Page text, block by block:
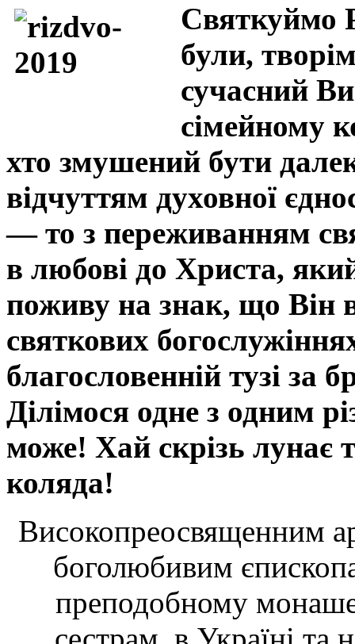
Святкуймо
були,
сучасний
сімейному
хто змушений бути
відчуттям духовної
— то з переживанням
в любові до Христа,
поживу на знак, що Він
святкових
благословенній тузі за
Ділімося одне з одним
може! Хай скрізь лунає
коляда!
Високопреосвященним
боголюбивим
преподобному